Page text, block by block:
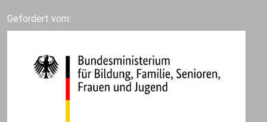
Gefördert vom: